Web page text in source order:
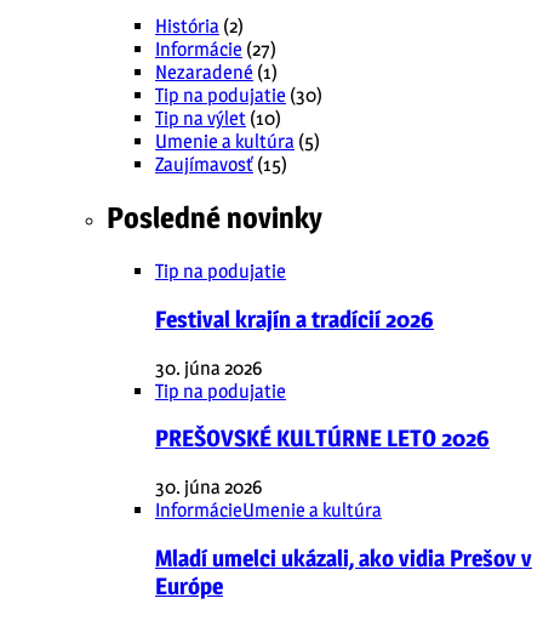
História (2)
Informácie (27)
Nezaradené (1)
Tip na podujatie (30)
Tip na výlet (10)
Umenie a kultúra (5)
Zaujímavosť (15)
Posledné novinky
Tip na podujatie
Festival krajín a tradícií 2026
30. júna 2026
Tip na podujatie
PREŠOVSKÉ KULTÚRNE LETO 2026
30. júna 2026
InformácieUmenie a kultúra
Mladí umelci ukázali, ako vidia Prešov v
Európe